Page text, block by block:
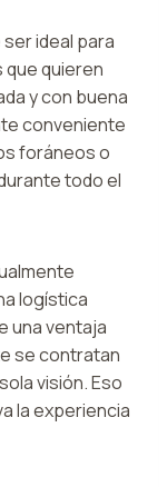
ideal para
que quieren
y con buena
conveniente
foráneos o
todo el
logística
una ventaja
se contratan
visión. Eso
la experiencia